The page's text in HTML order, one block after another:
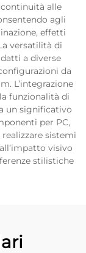
alle
agli
effetti
versatilità di
a diverse
da
L’integrazione
funzionalità di
un significativo
per PC,
sistemi
visivo
stilistiche